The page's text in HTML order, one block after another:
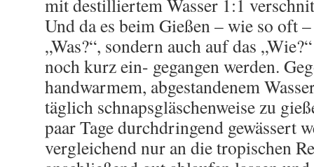
mit destilliertem Wasser 1:1
Und da es beim Gießen – wie so oft
„Was?“, sondern auch auf das
noch kurz ein- gegangen werden.
handwarmem, abgestandenem
täglich schnapsgläschenweise zu
paar Tage durchdringend gewässert
vergleichend nur an die tropischen